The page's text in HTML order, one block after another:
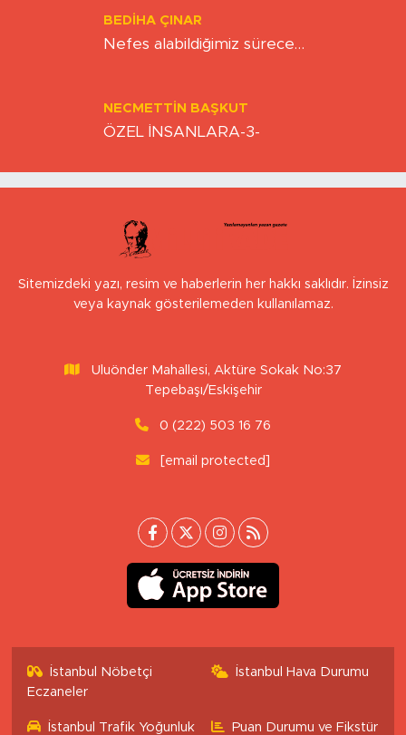
BEDIHA ÇINAR
Nefes alabildiğimiz sürece…
NECMETTIN BAŞKUT
ÖZEL İNSANLARA-3-
Sitemizdeki yazı, resim ve haberlerin her hakkı saklıdır. İzinsiz
veya kaynak gösterilemeden kullanılamaz.
Uluönder Mahallesi, Aktüre Sokak No:37
Tepebaşı/Eskişehir
0 (222) 503 16 76
[email protected]
İstanbul Nöbetçi
Eczaneler
İstanbul Hava Durumu
İstanbul Trafik Yoğunluk
Puan Durumu ve Fikstür